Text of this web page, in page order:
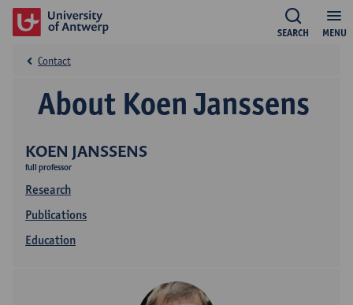
MENU
SEARCH
KOEN JANSSENS
full professor
Research
Publications
Education
About Koen Janssens
Contact